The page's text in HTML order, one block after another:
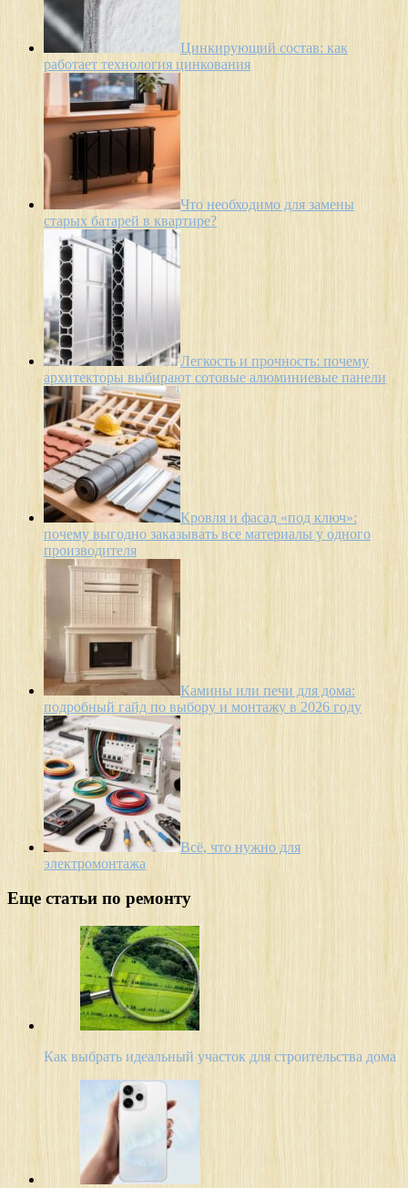
Цинкирующий состав: как
работает технология цинкования
Что необходимо для замены
старых батарей в квартире?
Легкость и прочность: почему
архитекторы выбирают сотовые алюминиевые панели
Кровля и фасад «под ключ»:
почему выгодно заказывать все материалы у одного
производителя
Камины или печи для дома:
подробный гайд по выбору и монтажу в 2026 году
Всё, что нужно для
электромонтажа
Еще статьи по ремонту
Как выбрать идеальный участок для строительства дома